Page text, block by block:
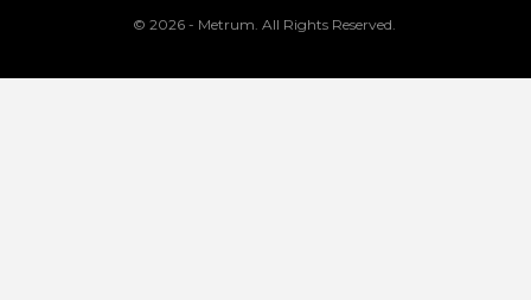
© 2026 - Metrum. All Rights Reserved.